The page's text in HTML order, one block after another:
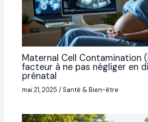
Maternal Cell Contamination
facteur à ne pas négliger en
prénatal
mai 21, 2025/Santé & Bien-être